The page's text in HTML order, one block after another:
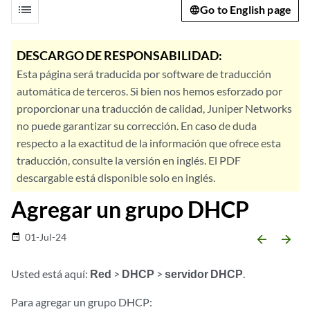
list Go to English page
DESCARGO DE RESPONSABILIDAD:
Esta página será traducida por software de traducción
automática de terceros. Si bien nos hemos esforzado por
proporcionar una traducción de calidad, Juniper Networks
no puede garantizar su corrección. En caso de duda
respecto a la exactitud de la información que ofrece esta
traducción, consulte la versión en inglés. El PDF
descargable está disponible solo en inglés.
Agregar un grupo DHCP
date_range 01-Jul-24 arrow_backward arrow_forward
Usted está aquí: Red > DHCP > servidor DHCP.
Para agregar un grupo DHCP: